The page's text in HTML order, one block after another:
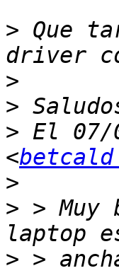
> Que
>
>
> El 07/
<betcald
>
> > Muy
> >